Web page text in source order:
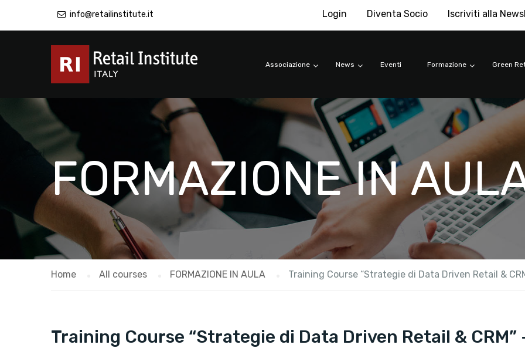
info@retailinstitute.it Login Diventa Socio Iscriviti alla
Associazione News Eventi Formazione Green
FORMAZIONE IN
Home All courses FORMAZIONE IN AULA Training Course “Strategie di Data Driven Retail &
Training Course “Strategie di Data Driven Retail & CRM”